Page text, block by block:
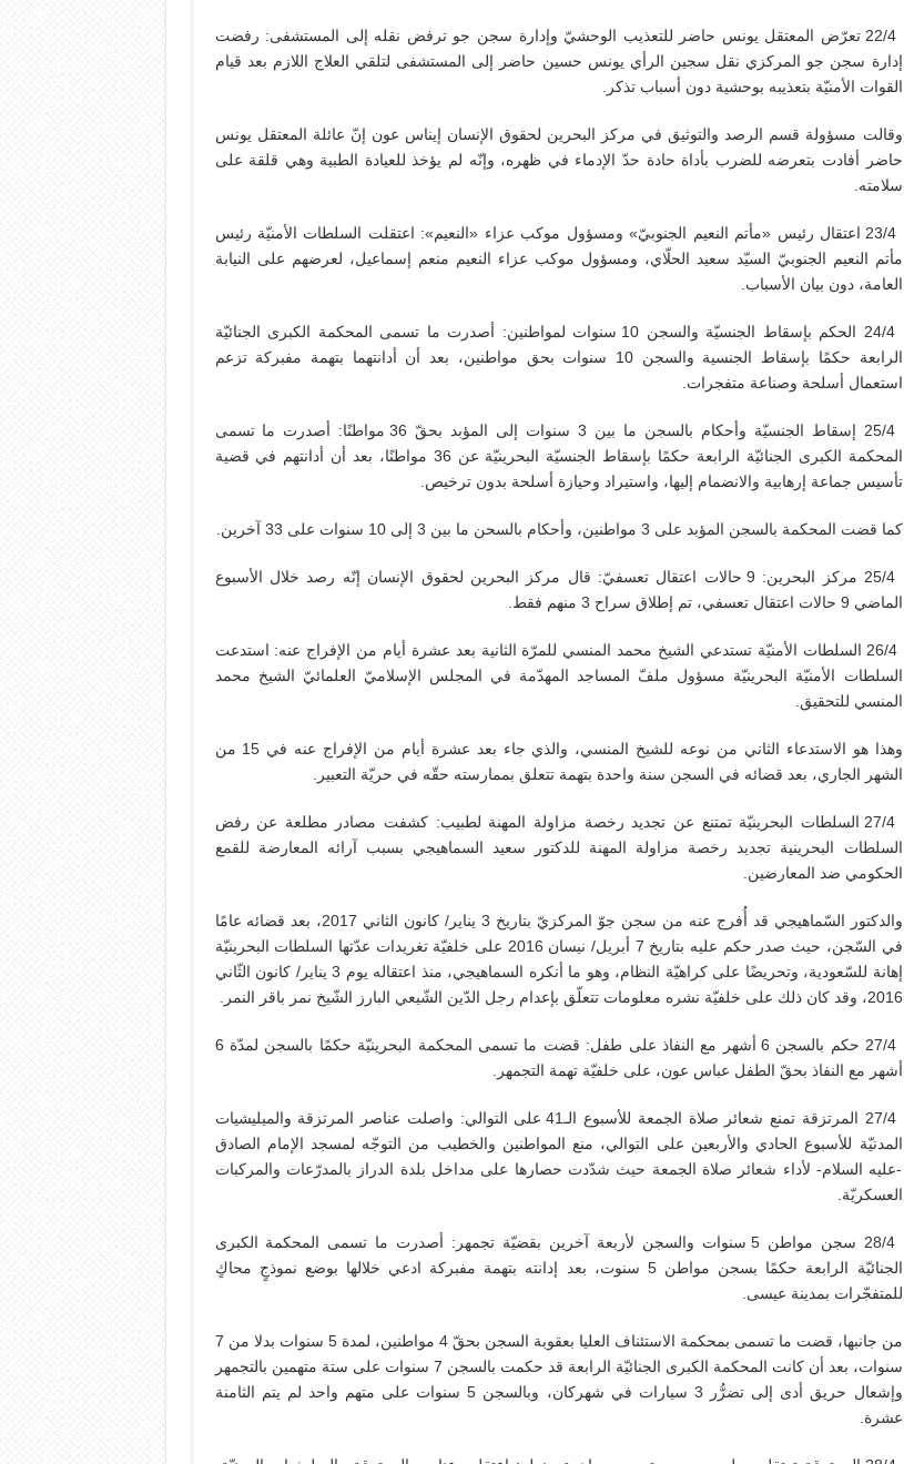
22/4 تعرّض المعتقل يونس حاضر للتعذيب الوحشيّ وإدارة سجن جو ترفض نقله إلى المستشفى: رفضت
إدارة سجن جو المركزي نقل سجين الرأي يونس حسين حاضر إلى المستشفى لتلقي العلاج اللازم بعد قيام
القوات الأمنيّة بتعذيبه بوحشية دون أسباب تذكر.
وقالت مسؤولة قسم الرصد والتوثيق في مركز البحرين لحقوق الإنسان إيناس عون إنّ عائلة المعتقل يونس
حاضر أفادت بتعرضه للضرب بأداة حادة حدّ الإدماء في ظهره، وإنّه لم يؤخذ للعيادة الطبية وهي قلقة على
سلامته.
23/4 اعتقال رئيس «مأتم النعيم الجنوبيّ» ومسؤول موكب عزاء «النعيم»: اعتقلت السلطات الأمنيّة رئيس
مأتم النعيم الجنوبيّ السيّد سعيد الحلّاي، ومسؤول موكب عزاء النعيم منعم إسماعيل، لعرضهم على النيابة
العامة، دون بيان الأسباب.
24/4 الحكم بإسقاط الجنسيّة والسجن 10 سنوات لمواطنين: أصدرت ما تسمى المحكمة الكبرى الجنائيّة
الرابعة حكمًا بإسقاط الجنسية والسجن 10 سنوات بحق مواطنين، بعد أن أدانتهما بتهمة مفبركة تزعم
استعمال أسلحة وصناعة متفجرات.
25/4 إسقاط الجنسيّة وأحكام بالسجن ما بين 3 سن­وات إلى المؤبد بحقّ 36 مواطنًا: أصدرت ما تسمى
المحكمة الكبرى الجنائيّة الرابعة حكمًا بإسقاط الجنسيّة البحرينيّة عن 36 مواطنًا، بعد أن أدانتهم في قضية
تأسيس جماعة إرهابية والانضمام إليها، واستيراد وحيازة أسلحة بدون ترخيص.
كما قضت المحكمة بالسجن المؤبد على 3 مواطنين، وأحكام بالسحن ما بين 3 إلى 10 سنوات على 33 آخرين.
25/4 مركز البحرين: 9 حالات اعتقال تعسفيّ: قال مركز البحرين لحقوق الإنسان إنّه رصد خلال الأسبوع
الماضي 9 حالات اعتقال تعسفي، تم إطلاق سراح 3 منهم فقط.
26/4 السلطات الأمنيّة تستدعي الشيخ محمد المنسي للمرّة الثانية بعد عشرة أيام من الإفراج عنه: استدعت
السلطات الأمنيّة البحرينيّة مسؤول ملفّ المساجد المهدّمة في المجلس الإسلاميّ العلمائيّ الشيخ محمد
المنسي للتحقيق.
وهذا هو الاستدعاء الثاني من نوعه للشيخ المنسي، والذي جاء بعد عشرة أيام من الإفراج عنه في 15 من
الشهر الجاري، بعد قضائه في السجن سنة واحدة بتهمة تتعلق بممارسته حقّه في حريّة التعبير.
27/4 السلطات البحرينيّة تمتنع عن تجديد رخصة مزاولة المهنة لطبيب: كشفت مصادر مطلعة عن رفض
السلطات البحرينية تجديد رخصة مزاولة المهنة للدكتور سعيد السماهيجي بسبب آرائه المعارضة للقمع
الحكومي ضد المعارضين.
والدكتور السّماهيجي قد أُفرج عنه من سجن جوّ المركزيّ بتاريخ 3 يناير/ كانون الثاني 2017، بعد قضائه عامًا
في السّجن، حيث صدر حكم عليه بتاريخ 7 أبريل/ نيسان 2016 على خلفيّة تغريدات عدّتها السلطات البحرينيّة
إهانة للسّعودية، وتحريضًا على كراهيّة النظام، وهو ما أنكره السماهيجي، منذ اعتقاله يوم 3 يناير/ كانون الثّاني
2016، وقد كان ذلك على خلفيّة نشره معلومات تتعلّق بإعدام رجل الدّين الشّيعي البارز الشّيخ نمر باقر النمر.
27/4 حكم بالسجن 6 أشهر مع النفاذ على طفل: قضت ما تسمى المحكمة البحرينيّة حكمًا بالسجن لمدّة 6
أشهر مع النفاذ بحقّ الطفل عباس عون، على خلفيّة تهمة التجمهر.
27/4 المرتزقة تمنع شعائر صلاة الجمعة للأسبوع الـ41 على التوالي: واصلت عناصر المرتزقة والميليشيات
المدنيّة للأسبوع الحادي والأربعين على التوالي، منع المواطنين والخطيب من التوجّه لمسجد الإمام الصادق
-عليه السلام- لأداء شعائر صلاة الجمعة حيث شدّدت حصارها على مداخل بلدة الدراز بالمدرّعات والمركبات
العسكريّة.
28/4 سجن مواطن 5 سنوات والسجن لأربعة آخرين بقضيّة تجمهر: أصدرت ما تسمى المحكمة الكبرى
الجنائيّة الرابعة حكمًا بسجن مواطن 5 سنوت، بعد إدانته بتهمة مفبركة ادعي خلالها بوضع نموذجٍ محاكٍ
للمتفجّرات بمدينة عيسى.
من جانبها، قضت ما تسمى بمحكمة الاستئناف العليا بعقوبة السجن بحقّ 4 مواطنين، لمدة 5 سنوات بدلا من 7
سنوات، بعد أن كانت المحكمة الكبرى الجنائيّة الرابعة قد حكمت بالسجن 7 سنوات على ستة متهمين بالتجمهر
وإشعال حريق أدى إلى تضرُّر 3 سيارات في شهركان، وبالسجن 5 سنوات على متهم واحد لم يتم الثامنة
عشرة.